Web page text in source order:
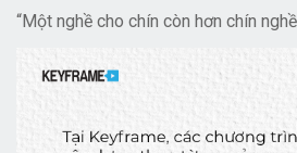
“Một nghề cho chín còn hơn chín